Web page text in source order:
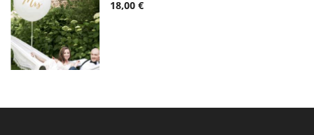
18,00 €